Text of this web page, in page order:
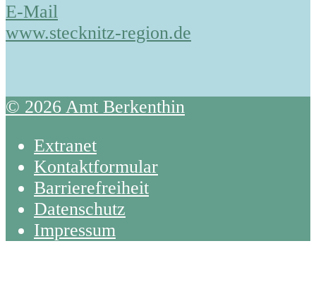
E-Mail
www.stecknitz-region.de
© 2026 Amt Berkenthin
Extranet
Kontaktformular
Barrierefreiheit
Datenschutz
Impressum